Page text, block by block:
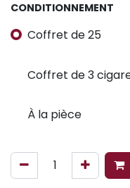
CONDITIONNEMENT
Coffret de 25
Coffret de 3
À la pièce